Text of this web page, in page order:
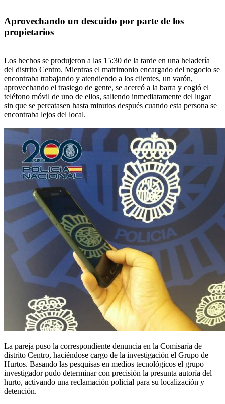
Aprovechando un descuido por parte de los
propietarios
Los hechos se produjeron a las 15:30 de la tarde en una heladería
del distrito Centro. Mientras el matrimonio encargado del negocio se
encontraba trabajando y atendiendo a los clientes, un varón,
aprovechando el trasiego de gente, se acercó a la barra y cogió el
teléfono móvil de uno de ellos, saliendo inmediatamente del lugar
sin que se percatasen hasta minutos después cuando esta persona se
encontraba lejos del local.
La pareja puso la correspondiente denuncia en la Comisaría de
distrito Centro, haciéndose cargo de la investigación el Grupo de
Hurtos. Basando las pesquisas en medios tecnológicos el grupo
investigador pudo determinar con precisión la presunta autoría del
hurto, activando una reclamación policial para su localización y
detención.